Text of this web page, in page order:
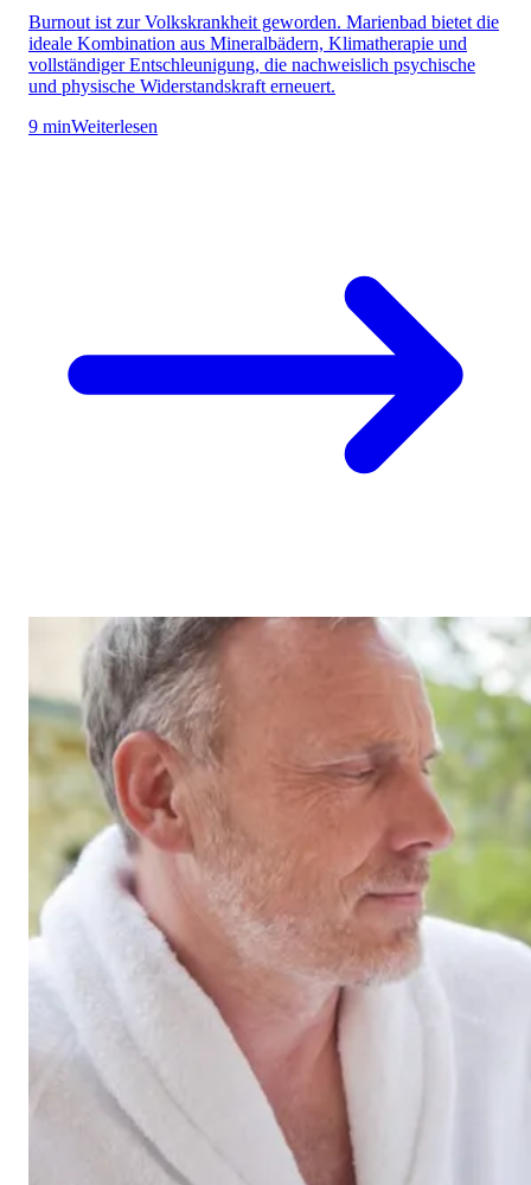
Burnout ist zur Volkskrankheit geworden. Marienbad bietet die
ideale Kombination aus Mineralbädern, Klimatherapie und
vollständiger Entschleunigung, die nachweislich psychische
und physische Widerstandskraft erneuert.
9 minWeiterlesen